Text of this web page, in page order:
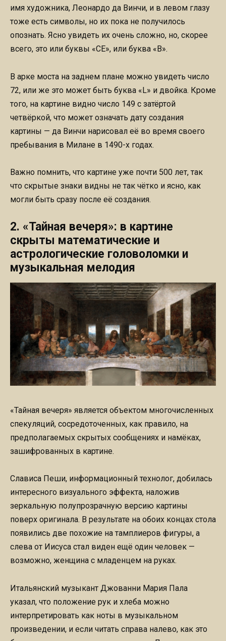
имя художника, Леонардо да Винчи, и в левом глазу
тоже есть символы, но их пока не получилось
опознать. Ясно увидеть их очень сложно, но, скорее
всего, это или буквы «CE», или буква «B».
В арке моста на заднем плане можно увидеть число
72, или же это может быть буква «L» и двойка. Кроме
того, на картине видно число 149 с затёртой
четвёркой, что может означать дату создания
картины — да Винчи нарисовал её во время своего
пребывания в Милане в 1490-х годах.
Важно помнить, что картине уже почти 500 лет, так
что скрытые знаки видны не так чётко и ясно, как
могли быть сразу после её создания.
2. «Тайная вечеря»: в картине
скрыты математические и
астрологические головоломки и
музыкальная мелодия
«Тайная вечеря» является объектом многочисленных
спекуляций, сосредоточенных, как правило, на
предполагаемых скрытых сообщениях и намёках,
зашифрованных в картине.
Слависа Пеши, информационный технолог, добилась
интересного визуального эффекта, наложив
зеркальную полупрозрачную версию картины
поверх оригинала. В результате на обоих концах стола
появились две похожие на тамплиеров фигуры, а
слева от Иисуса стал виден ещё один человек —
возможно, женщина с младенцем на руках.
Итальянский музыкант Джованни Мария Пала
указал, что положение рук и хлеба можно
интерпретировать как ноты в музыкальном
произведении, и если читать справа налево, как это